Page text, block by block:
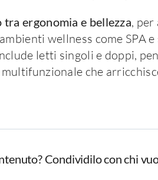
ergonomia e bellezza, per
wellness come SPA
letti singoli e doppi,
che
Condividilo con chi